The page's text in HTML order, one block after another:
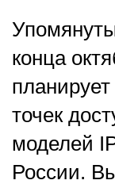
конца
точек
моделей
России.